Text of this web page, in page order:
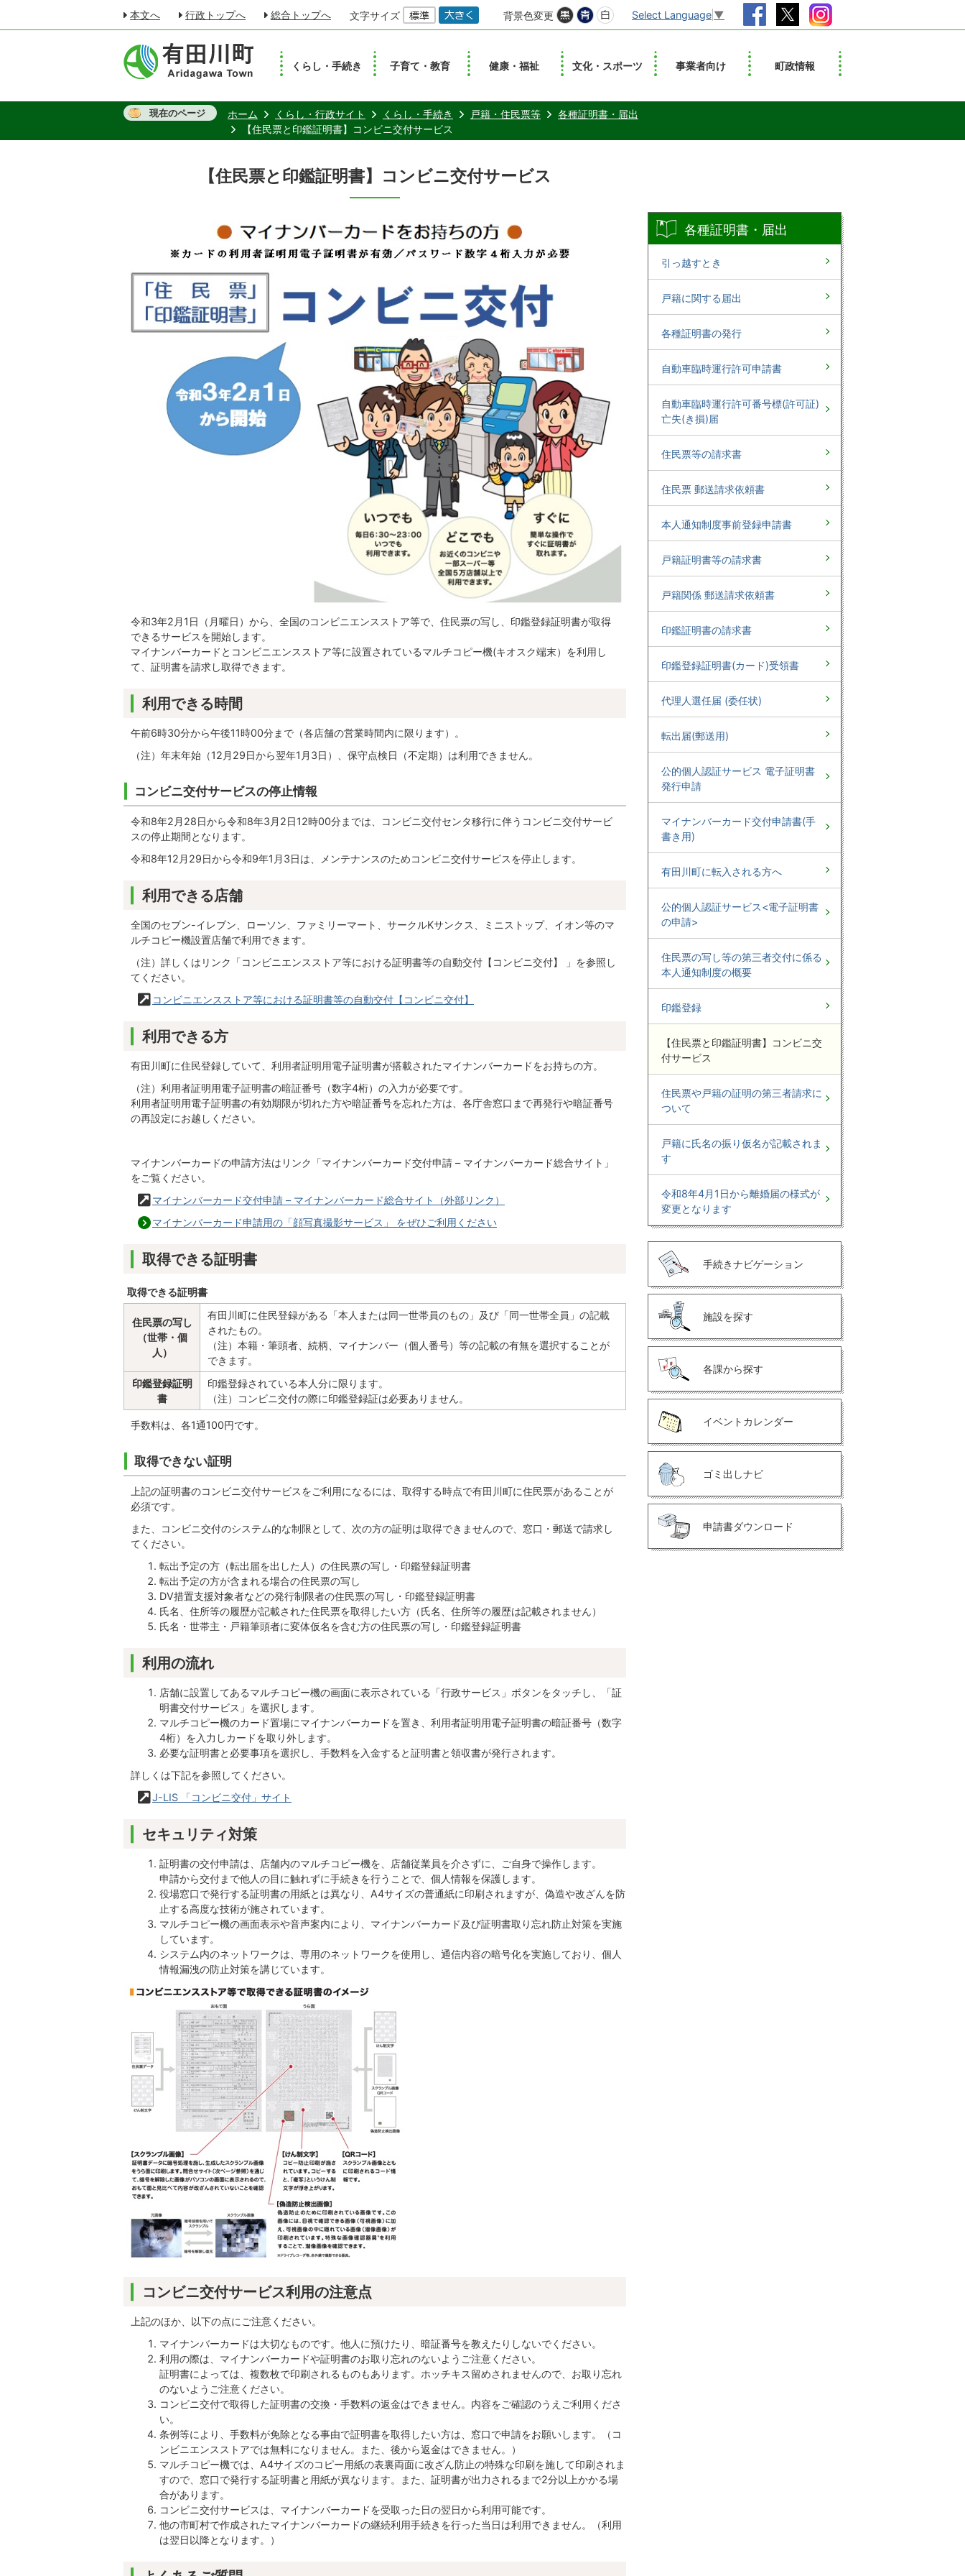
本文へ 行政トップへ 総合トップへ 文字サイズ 背景色変更 Select Language ▼
くらし・手続き 子育て・教育 健康・福祉 文化・スポーツ 事業者向け 町政情報
現在のページ ホーム くらし・行政サイト くらし・手続き 戸籍・住民票等
各種証明書・届出
【住民票と印鑑証明書】コンビニ交付サービス
【住民票と印鑑証明書】コンビニ交付サービス
令和3年2月1日（月曜日）から、全国のコンビニエンスストア等で、住民票の写し、印鑑登録証明書が取得
できるサービスを開始します。
マイナンバーカードとコンビニエンスストア等に設置されているマルチコピー機(キオスク端末）を利用し
て、証明書を請求し取得できます。
利用できる時間
午前6時30分から午後11時00分まで（各店舗の営業時間内に限ります）。
（注）年末年始（12月29日から翌年1月3日）、保守点検日（不定期）は利用できません。
コンビニ交付サービスの停止情報
令和8年2月28日から令和8年3月2日12時00分までは、コンビニ交付センタ移行に伴うコンビニ交付サービ
スの停止期間となります。
令和8年12月29日から令和9年1月3日は、メンテナンスのためコンビニ交付サービスを停止します。
利用できる店舗
全国のセブン-イレブン、ローソン、ファミリーマート、サークルKサンクス、ミニストップ、イオン等のマ
ルチコピー機設置店舗で利用できます。
（注）詳しくはリンク「コンビニエンスストア等における証明書等の自動交付【コンビニ交付】 」を参照し
てください。
コンビニエンスストア等における証明書等の自動交付【コンビニ交付】
利用できる方
有田川町に住民登録していて、利用者証明用電子証明書が搭載されたマイナンバーカードをお持ちの方。
（注）利用者証明用電子証明書の暗証番号（数字4桁）の入力が必要です。
利用者証明用電子証明書の有効期限が切れた方や暗証番号を忘れた方は、各庁舎窓口まで再発行や暗証番号
の再設定にお越しください。
マイナンバーカードの申請方法はリンク「マイナンバーカード交付申請 – マイナンバーカード総合サイト」
をご覧ください。
マイナンバーカード交付申請 – マイナンバーカード総合サイト（外部リンク）
マイナンバーカード申請用の「顔写真撮影サービス」 をぜひご利用ください
取得できる証明書
取得できる証明書
住民票の写し
（世帯・個
人）
有田川町に住民登録がある「本人または同一世帯員のもの」及び「同一世帯全員」の記載
されたもの。
（注）本籍・筆頭者、続柄、マイナンバー（個人番号）等の記載の有無を選択することが
できます。
印鑑登録証明
書
印鑑登録されている本人分に限ります。
（注）コンビニ交付の際に印鑑登録証は必要ありません。
手数料は、各1通100円です。
取得できない証明
上記の証明書のコンビニ交付サービスをご利用になるには、取得する時点で有田川町に住民票があることが
必須です。
また、コンビニ交付のシステム的な制限として、次の方の証明は取得できませんので、窓口・郵送で請求し
てください。
転出予定の方（転出届を出した人）の住民票の写し・印鑑登録証明書
転出予定の方が含まれる場合の住民票の写し
DV措置支援対象者などの発行制限者の住民票の写し・印鑑登録証明書
氏名、住所等の履歴が記載された住民票を取得したい方（氏名、住所等の履歴は記載されません）
氏名・世帯主・戸籍筆頭者に変体仮名を含む方の住民票の写し・印鑑登録証明書
利用の流れ
店舗に設置してあるマルチコピー機の画面に表示されている「行政サービス」ボタンをタッチし、「証
明書交付サービス」を選択します。
マルチコピー機のカード置場にマイナンバーカードを置き、利用者証明用電子証明書の暗証番号（数字
4桁）を入力しカードを取り外します。
必要な証明書と必要事項を選択し、手数料を入金すると証明書と領収書が発行されます。
詳しくは下記を参照してください。
J-LIS 「コンビニ交付」サイト
セキュリティ対策
証明書の交付申請は、店舗内のマルチコピー機を、店舗従業員を介さずに、ご自身で操作します。
申請から交付まで他人の目に触れずに手続きを行うことで、個人情報を保護します。
役場窓口で発行する証明書の用紙とは異なり、A4サイズの普通紙に印刷されますが、偽造や改ざんを防
止する高度な技術が施されています。
マルチコピー機の画面表示や音声案内により、マイナンバーカード及び証明書取り忘れ防止対策を実施
しています。
システム内のネットワークは、専用のネットワークを使用し、通信内容の暗号化を実施しており、個人
情報漏洩の防止対策を講じています。
コンビニ交付サービス利用の注意点
上記のほか、以下の点にご注意ください。
マイナンバーカードは大切なものです。他人に預けたり、暗証番号を教えたりしないでください。
利用の際は、マイナンバーカードや証明書のお取り忘れのないようご注意ください。
証明書によっては、複数枚で印刷されるものもあります。ホッチキス留めされませんので、お取り忘れ
のないようご注意ください。
コンビニ交付で取得した証明書の交換・手数料の返金はできません。内容をご確認のうえご利用くださ
い。
条例等により、手数料が免除となる事由で証明書を取得したい方は、窓口で申請をお願いします。（コ
ンビニエンスストアでは無料になりません。また、後から返金はできません。）
マルチコピー機では、A4サイズのコピー用紙の表裏両面に改ざん防止の特殊な印刷を施して印刷されま
すので、窓口で発行する証明書と用紙が異なります。また、証明書が出力されるまで2分以上かかる場
合があります。
コンビニ交付サービスは、マイナンバーカードを受取った日の翌日から利用可能です。
他の市町村で作成されたマイナンバーカードの継続利用手続きを行った当日は利用できません。（利用
は翌日以降となります。）
各種証明書・届出
引っ越すとき
戸籍に関する届出
各種証明書の発行
自動車臨時運行許可申請書
自動車臨時運行許可番号標(許可証)
亡失(き損)届
住民票等の請求書
住民票 郵送請求依頼書
本人通知制度事前登録申請書
戸籍証明書等の請求書
戸籍関係 郵送請求依頼書
印鑑証明書の請求書
印鑑登録証明書(カード)受領書
代理人選任届 (委任状)
転出届(郵送用)
公的個人認証サービス 電子証明書
発行申請
マイナンバーカード交付申請書(手
書き用)
有田川町に転入される方へ
公的個人認証サービス<電子証明書
の申請>
住民票の写し等の第三者交付に係る
本人通知制度の概要
印鑑登録
【住民票と印鑑証明書】コンビニ交
付サービス
住民票や戸籍の証明の第三者請求に
ついて
戸籍に氏名の振り仮名が記載されま
す
令和8年4月1日から離婚届の様式が
変更となります
手続きナビゲーション
施設を探す
各課から探す
イベントカレンダー
ゴミ出しナビ
申請書ダウンロード